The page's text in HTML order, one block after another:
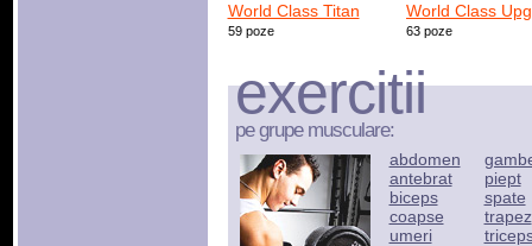
World Class Titan
59 poze 63 poze
exercitii
pe grupe musculare:
abdomen
antebrat
biceps
coapse
umeri
piept
spate
trapez